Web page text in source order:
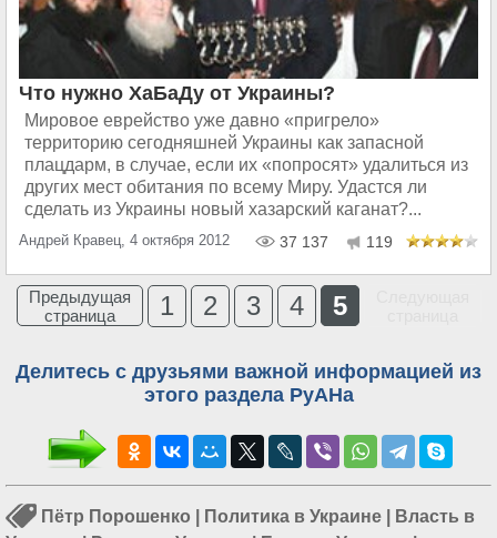
Что нужно ХаБаДу от Украины?
Мировое еврейство уже давно «пригрело»
территорию сегодняшней Украины как запасной
плацдарм, в случае, если их «попросят» удалиться из
других мест обитания по всему Миру. Удастся ли
сделать из Украины новый хазарский каганат?...
Андрей Кравец, 4 октября 2012 37 137 119
Предыдущая
страница
1 2 3 4 5
Делитесь с друзьями важной информацией из
этого раздела РуАНа
Пётр Порошенко Политика в Украине
Власть в